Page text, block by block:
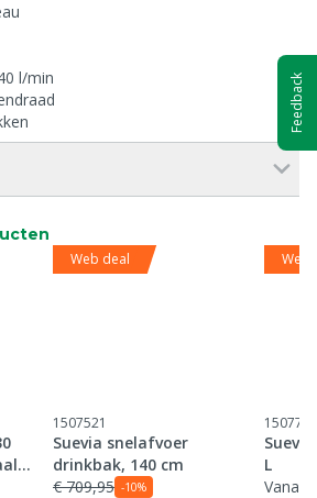
l/min
Web deal
1507521
Suevia snelafvoer
drinkbak, 140 cm
€ 709,95 -10%
Web
1507738
L
Vanaf
Feedback